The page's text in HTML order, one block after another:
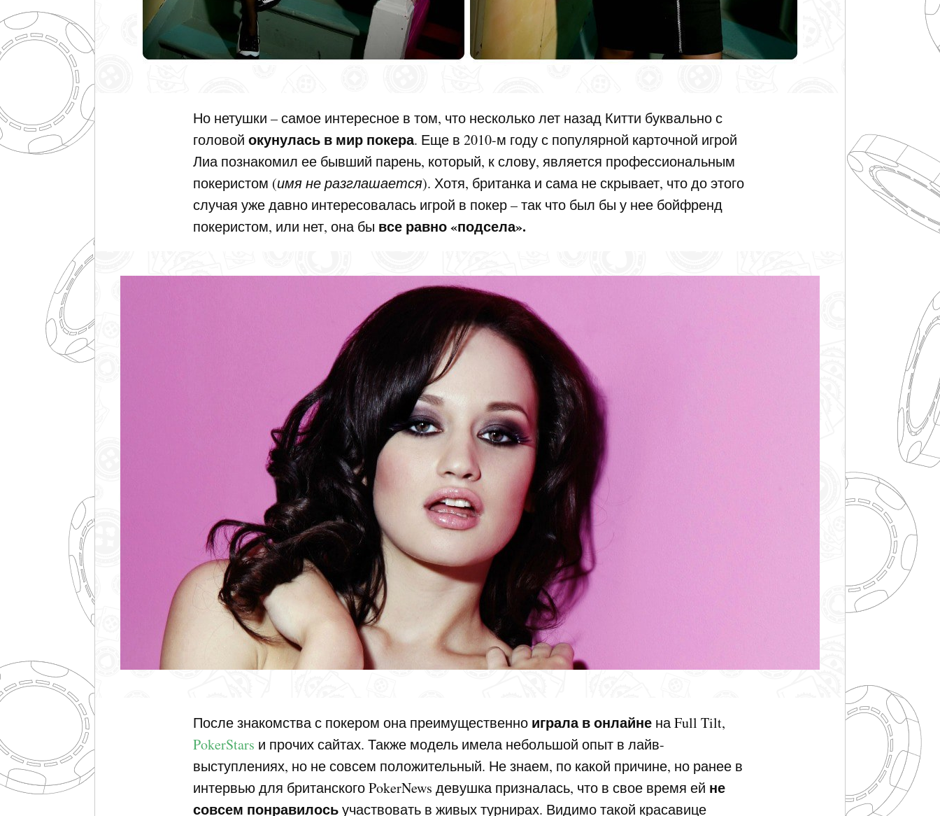
Но нетушки – самое интересное в том, что несколько лет назад Китти буквально с
головой окунулась в мир покера. Еще в 2010-м году с популярной карточной игрой
Лиа познакомил ее бывший парень, который, к слову, является профессиональным
покеристом (имя не разглашается). Хотя, британка и сама не скрывает, что до этого
случая уже давно интересовалась игрой в покер – так что был бы у нее бойфренд
покеристом, или нет, она бы все равно «подсела».
После знакомства с покером она преимущественно играла в онлайне на Full Tilt,
PokerStars и прочих сайтах. Также модель имела небольшой опыт в лайв-
выступлениях, но не совсем положительный. Не знаем, по какой причине, но ранее в
интервью для британского PokerNews девушка призналась, что в свое время ей не
совсем понравилосьучаствовать в живых турнирах. Видимо такой красавице